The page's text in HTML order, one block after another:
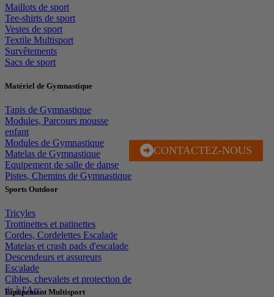
J'EN PROFITE
CONTACTEZ-NOUS
Maillots de sport
Tee-shirts de sport
Vestes de sport
Textile Multisport
Survêtements
Sacs de sport
Matériel de Gymnastique
Tapis de Gymnastique
Modules, Parcours mousse
enfant
Modules de Gymnastique
Matelas de Gymnastique
Equipement de salle de danse
Pistes, Chemins de Gymnastique
Sports Outdoor
Tricyles
Trottinettes et patinettes
Cordes, Cordelettes Escalade
Matelas et crash pads d'escalade
Descendeurs et assureurs
Escalade
Cibles, chevalets et protection de
tir à l'Arc
Equipement Multisport